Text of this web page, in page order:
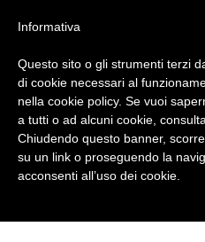
bimbi e viaggi - family
Informativa
Questo sito o gli strumenti terzi
di cookie necessari al
nella cookie policy. Se vuoi
a tutti o ad alcuni cookie,
Chiudendo questo banner,
su un link o proseguendo la
acconsenti all’uso dei cookie.